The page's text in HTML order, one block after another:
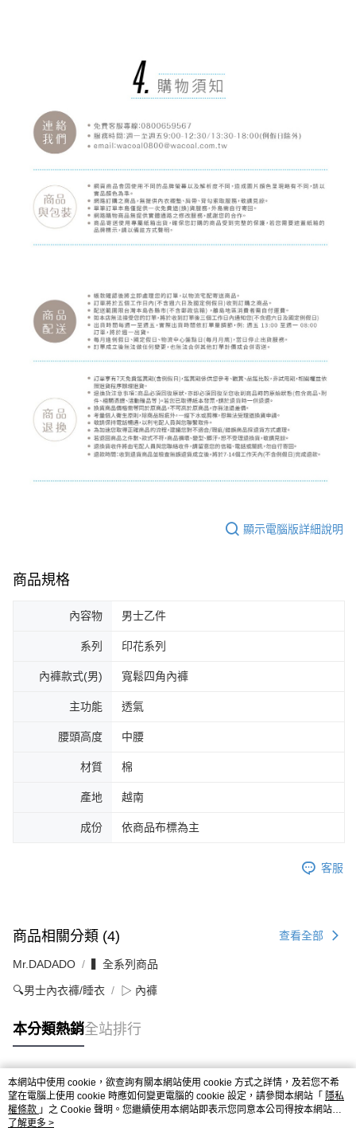
顯示電腦版詳細說明
商品規格
內容物 男士乙件
系列 印花系列
內褲款式(男) 寬鬆四角內褲
主功能 透氣
腰頭高度 中腰
材質 棉
產地 越南
成份 依商品布標為主
客服
商品相關分類 (4) 查看全部
Mr.DADADO ▍全系列商品
🔍男士內衣褲/睡衣 ▷ 內褲
本分類熱銷全站排行
熱門標籤
本網站中使用 cookie，欲查詢有關本網站使用 cookie 方式之詳情，及若您不希
望在電腦上使用 cookie 時應如何變更電腦的 cookie 設定，請參閱本網站「 隱私
權條款 」之 Cookie 聲明。您繼續使用本網站即表示您同意本公司得按本網站使
用條款之 Cookie 聲明使用 cookie。
了解更多 >